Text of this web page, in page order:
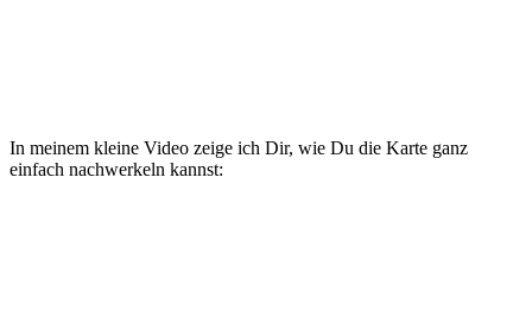
In meinem kleine Video zeige ich Dir, wie Du die Karte ganz
einfach nachwerkeln kannst: